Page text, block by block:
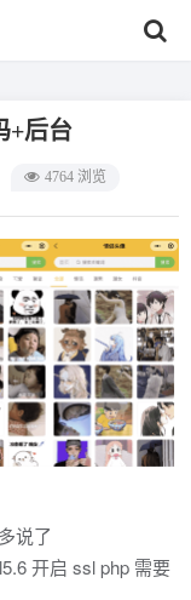
+后台
4764 浏览
说了
开启 ssl php 需要